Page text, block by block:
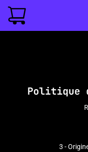
Politique
3 -